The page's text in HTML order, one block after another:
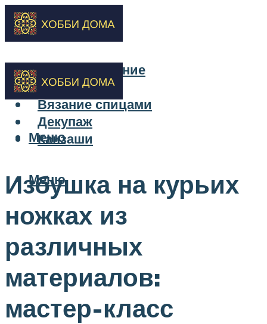
Бисероплетение
Вышивка
Вязание спицами
Декупаж
Канзаши
Меню
Меню
Избушка на курьих
ножках из
различных
материалов:
мастер-класс